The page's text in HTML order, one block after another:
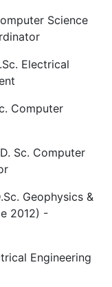
Science
Electrical
Computer
Sc. Computer
Geophysics &
2012) -
Engineering